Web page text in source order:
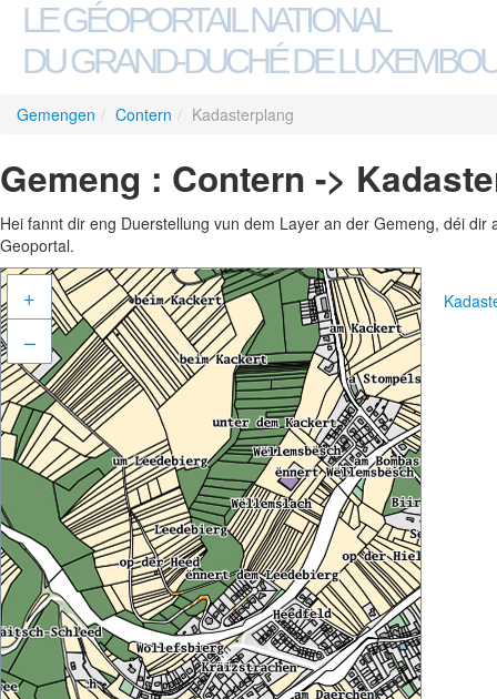
LE GÉOPORTAIL NATIONAL
DU GRAND-DUCHÉ DE
Gemengen / Contern / Kadasterplang
Gemeng : Contern ->
Hei fannt dir eng Duerstellung vun dem Layer an der Gemeng, déi
Geoportal.
+
–